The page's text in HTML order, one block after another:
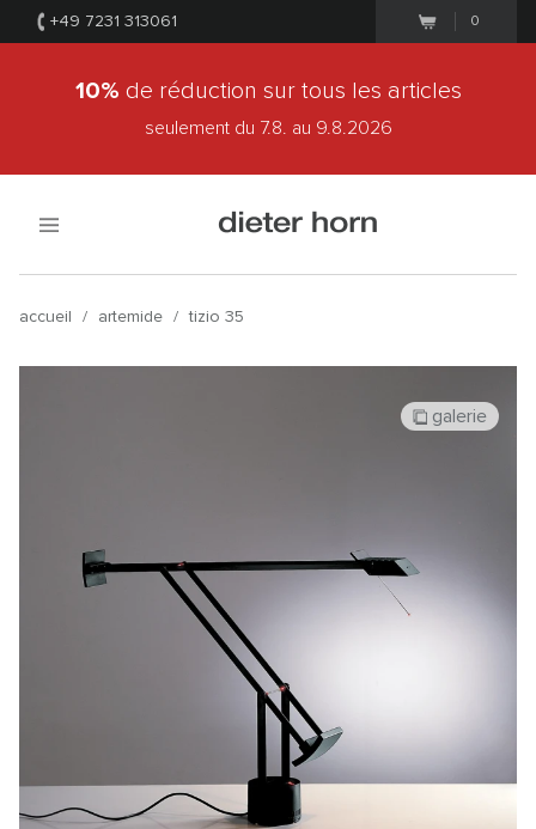
+49 7231 313061 0
10% de réduction sur tous les articles
seulement du 7.8. au 9.8.2026
accueil / artemide / tizio 35
galerie